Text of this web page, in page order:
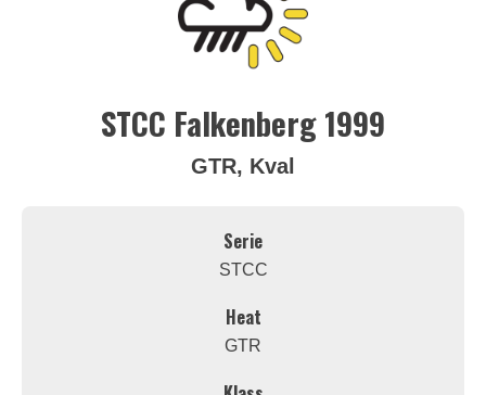
STCC Falkenberg 1999
GTR, Kval
Serie
STCC
Heat
GTR